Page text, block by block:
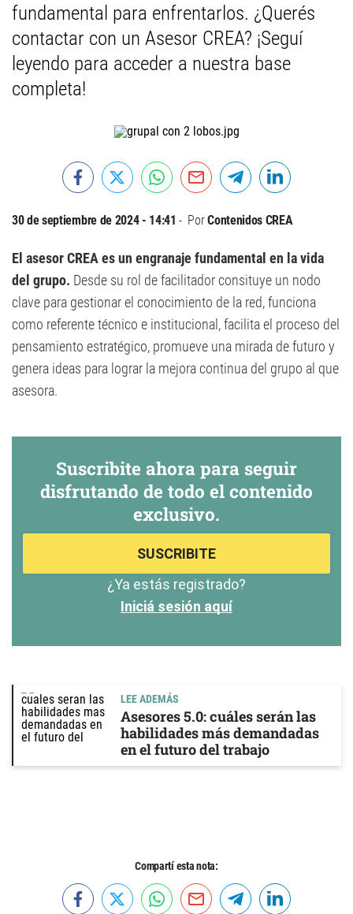
fundamental para enfrentarlos. ¿Querés
contactar con un Asesor CREA? ¡Seguí
leyendo para acceder a nuestra base
completa!
30 de septiembre de 2024 - 14:41 PorContenidos CREA
El asesor CREA es un engranaje fundamental en la vida
del grupo. Desde su rol de facilitador consituye un nodo
clave para gestionar el conocimiento de la red, funciona
como referente técnico e institucional, facilita el proceso del
pensamiento estratégico, promueve una mirada de futuro y
genera ideas para lograr la mejora continua del grupo al que
asesora.
Suscribite ahora para seguir
disfrutando de todo el contenido
exclusivo.
SUSCRIBITE
¿Ya estás registrado?
Iniciá sesión aquí
LEE ADEMÁS
Asesores 5.0: cuáles serán las
habilidades más demandadas
en el futuro del trabajo
Compartí esta nota: